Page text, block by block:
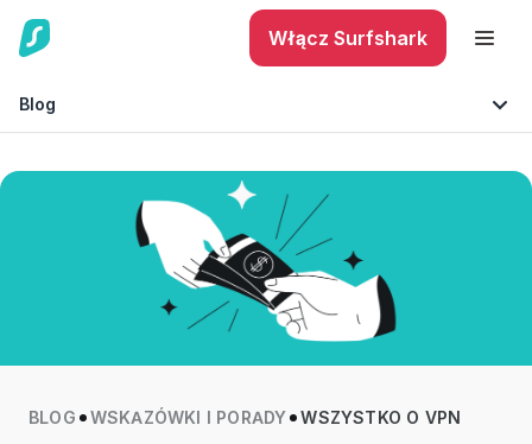
Włącz Surfshark
Blog
Bezpieczny telefon
Ochrona tożsamości
Wskazówki i porady
BLOG WSKAZÓWKI I PORADY WSZYSTKO O VPN